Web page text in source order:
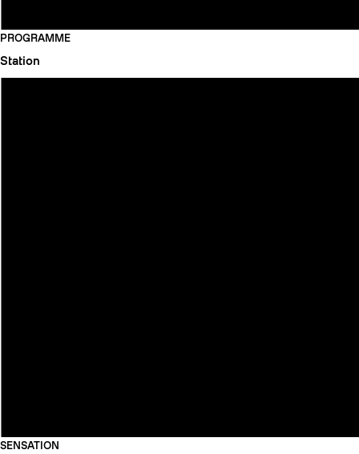
PROGRAMME
Station
SENSATION